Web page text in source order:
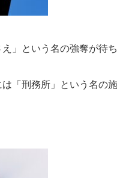
」という名の強奪が待ち
「刑務所」という名の